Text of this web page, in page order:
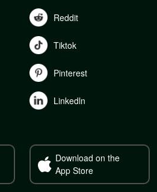
Reddit
Tiktok
Pinterest
Linkedln
Download on the
App Store